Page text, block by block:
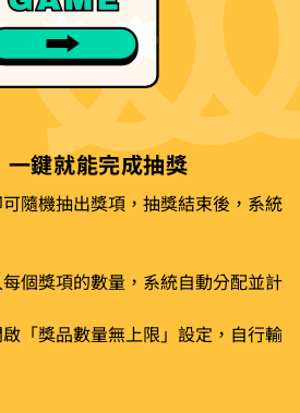
鍵就能完成抽獎
隨機抽出獎項，抽獎結束後，系統
個獎項的數量，系統自動分配並計
「獎品數量無上限」設定，自行輸